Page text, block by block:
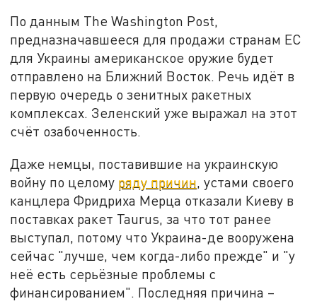
По данным The Washington Post,
предназначавшееся для продажи странам ЕС
для Украины американское оружие будет
отправлено на Ближний Восток. Речь идёт в
первую очередь о зенитных ракетных
комплексах. Зеленский уже выражал на этот
счёт озабоченность.
Даже немцы, поставившие на украинскую
войну по целому ряду причин, устами своего
канцлера Фридриха Мерца отказали Киеву в
поставках ракет Taurus, за что тот ранее
выступал, потому что Украина-де вооружена
сейчас "лучше, чем когда-либо прежде" и "у
неё есть серьёзные проблемы с
финансированием". Последняя причина –